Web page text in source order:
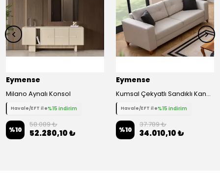
Eymense
Milano Aynalı Konsol
Havale/EFT ile%15 indirim
%10
58.089 ₺
52.280,10 ₺
Eymense
Kumsal Çekyatlı Sandıklı Kanepe Üçlü Koltuk
Havale/EFT ile%15 indirim
%10
37.789 ₺
34.010,10 ₺